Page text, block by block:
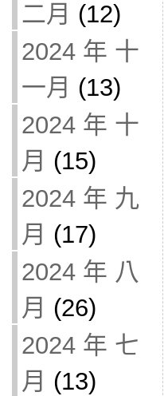
二月 (12)
2024 年 十
一月 (13)
2024 年 十
月 (15)
2024 年 九
月 (17)
2024 年 八
月 (26)
2024 年 七
月 (13)